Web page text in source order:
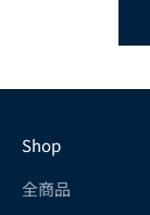
Shop
全商品